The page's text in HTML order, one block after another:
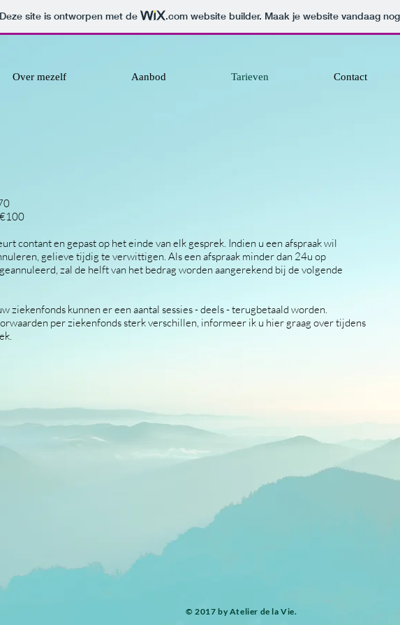
Deze site is ontworpen met de .com website builder. Maak je website vandaag
Over mezelf Aanbod Tarieven Contact
contant en gepast op het einde van elk gesprek. Indien u een afspraak wil
gelieve tijdig te verwittigen. Als een afspraak minder dan 24u op
zal de helft van het bedrag worden aangerekend bij de volgende
ziekenfonds kunnen er een aantal sessies - deels - terugbetaald worden.
per ziekenfonds sterk verschillen, informeer ik u hier graag over tijdens
​© 2017 by Atelier de la Vie.